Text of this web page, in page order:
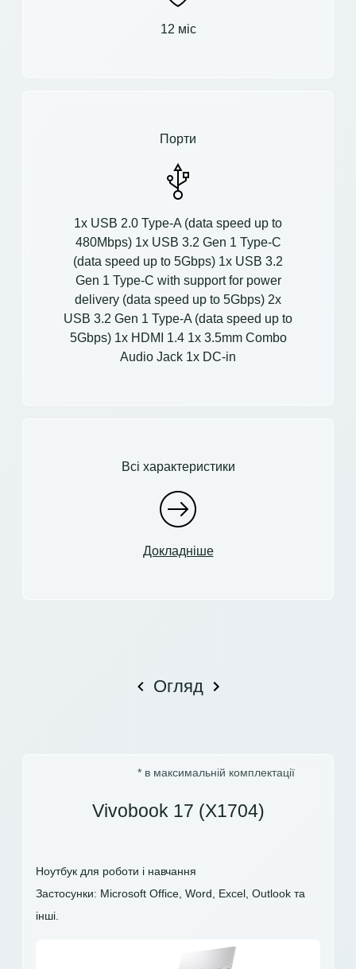
12 міс
Порти
1x USB 2.0 Type-A (data speed up to
480Mbps) 1x USB 3.2 Gen 1 Type-C
(data speed up to 5Gbps) 1x USB 3.2
Gen 1 Type-C with support for power
delivery (data speed up to 5Gbps) 2x
USB 3.2 Gen 1 Type-A (data speed up to
5Gbps) 1x HDMI 1.4 1x 3.5mm Combo
Audio Jack 1x DC-in
Всі характеристики
Докладніше
Огляд
* в максимальній комплектації
Vivobook 17 (X1704)
Ноутбук для роботи і навчання
Застосунки: Microsoft Office, Word, Excel, Outlook та
інші.